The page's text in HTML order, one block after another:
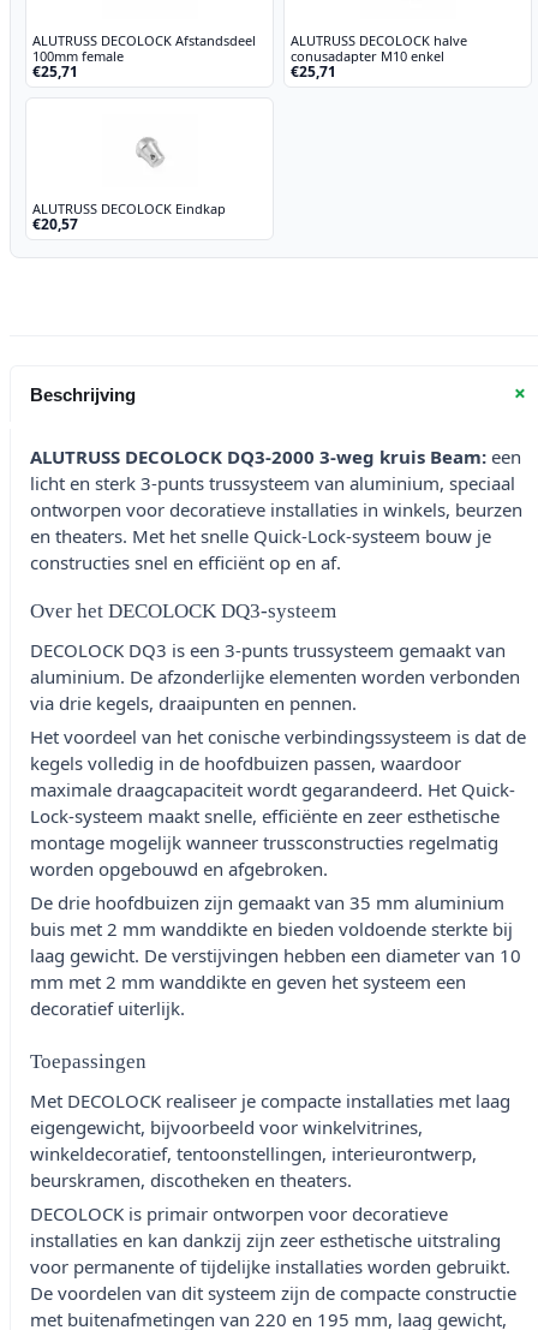
ALUTRUSS DECOLOCK Afstandsdeel
100mm female
€25,71
ALUTRUSS DECOLOCK halve
conusadapter M10 enkel
€25,71
ALUTRUSS DECOLOCK Eindkap
€20,57
Beschrijving +
ALUTRUSS DECOLOCK DQ3-2000 3-weg kruis Beam: een
licht en sterk 3-punts trussysteem van aluminium, speciaal
ontworpen voor decoratieve installaties in winkels, beurzen
en theaters. Met het snelle Quick-Lock-systeem bouw je
constructies snel en efficiënt op en af.
Over het DECOLOCK DQ3-systeem
DECOLOCK DQ3 is een 3-punts trussysteem gemaakt van
aluminium. De afzonderlijke elementen worden verbonden
via drie kegels, draaipunten en pennen.
Het voordeel van het conische verbindingssysteem is dat de
kegels volledig in de hoofdbuizen passen, waardoor
maximale draagcapaciteit wordt gegarandeerd. Het Quick-
Lock-systeem maakt snelle, efficiënte en zeer esthetische
montage mogelijk wanneer trussconstructies regelmatig
worden opgebouwd en afgebroken.
De drie hoofdbuizen zijn gemaakt van 35 mm aluminium
buis met 2 mm wanddikte en bieden voldoende sterkte bij
laag gewicht. De verstijvingen hebben een diameter van 10
mm met 2 mm wanddikte en geven het systeem een
decoratief uiterlijk.
Toepassingen
Met DECOLOCK realiseer je compacte installaties met laag
eigengewicht, bijvoorbeeld voor winkelvitrines,
winkeldecoratief, tentoonstellingen, interieurontwerp,
beurskramen, discotheken en theaters.
DECOLOCK is primair ontworpen voor decoratieve
installaties en kan dankzij zijn zeer esthetische uitstraling
voor permanente of tijdelijke installaties worden gebruikt.
De voordelen van dit systeem zijn de compacte constructie
met buitenafmetingen van 220 en 195 mm, laag gewicht,